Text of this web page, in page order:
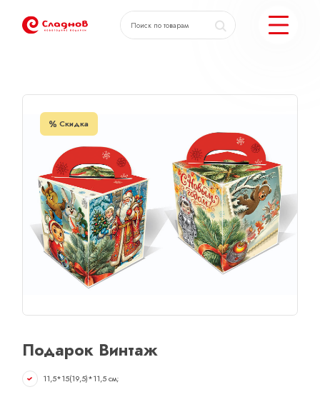
КАТАЛОГ ПОДАРКОВ
МОЖЕМ ЕЩЕ
ПОДОБРАТЬ ПОДАРКИ
ДОСТАВКА И ОПЛАТА
АКЦИИ
О КОМПАНИИ
ОТЗЫВЫ
КОНТАКТЫ
Каталог Подарок Винтаж
Скидка
Подарок Винтаж
11,5*15(19,5)*11,5 см;